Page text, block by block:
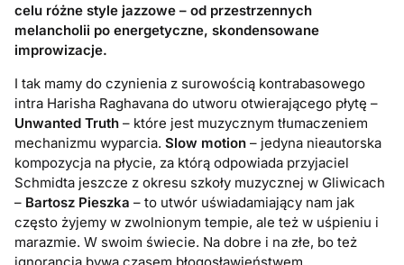
celu różne style jazzowe – od przestrzennych
melancholii po energetyczne, skondensowane
improwizacje.
I tak mamy do czynienia z surowością kontrabasowego
intra Harisha Raghavana do utworu otwierającego płytę –
Unwanted Truth – które jest muzycznym tłumaczeniem
mechanizmu wyparcia.Slow motion – jedyna nieautorska
kompozycja na płycie, za którą odpowiada przyjaciel
Schmidta jeszcze z okresu szkoły muzycznej w Gliwicach
– Bartosz Pieszka – to utwór uświadamiający nam jak
często żyjemy w zwolnionym tempie, ale też w uśpieniu i
marazmie. W swoim świecie. Na dobre i na złe, bo też